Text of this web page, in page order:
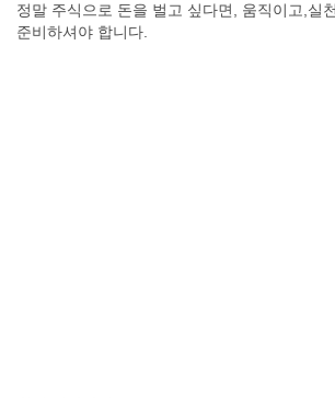
정말 주식으로 돈을 벌고 싶다면, 움직이고,실
준비하셔야 합니다.